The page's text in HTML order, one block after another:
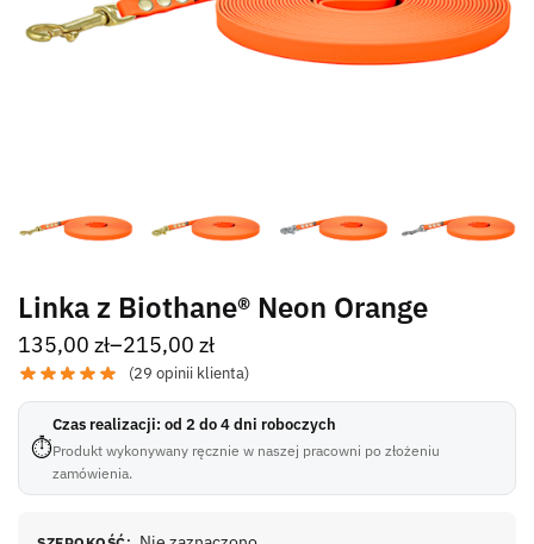
Linka z Biothane® Neon Orange
135,00 zł–215,00 zł
(29 opinii klienta)
⏱
Czas realizacji: od 2 do 4 dni roboczych
Produkt wykonywany ręcznie w naszej pracowni po złożeniu
zamówienia.